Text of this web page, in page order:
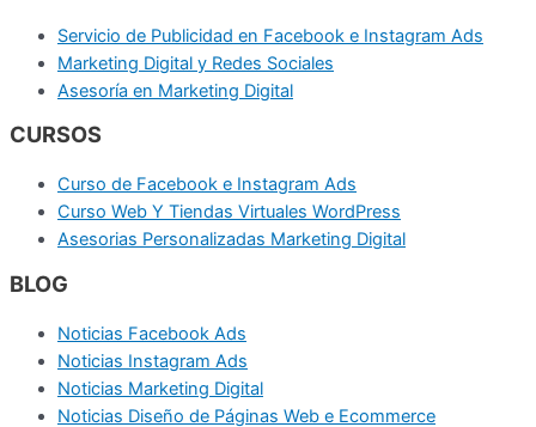
Servicio de Publicidad en Facebook e Instagram Ads
Marketing Digital y Redes Sociales
Asesoría en Marketing Digital
CURSOS
Curso de Facebook e Instagram Ads
Curso Web Y Tiendas Virtuales WordPress
Asesorias Personalizadas Marketing Digital
BLOG
Noticias Facebook Ads
Noticias Instagram Ads
Noticias Marketing Digital
Noticias Diseño de Páginas Web e Ecommerce